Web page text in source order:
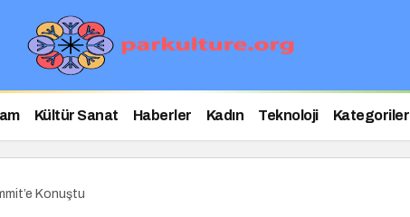
Kültür Sanat Haberler Kadın Teknoloji Kategoriler
Konuştu